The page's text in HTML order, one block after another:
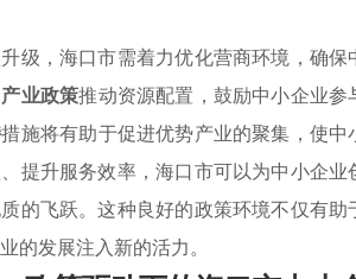
级，海口市需着力优化营商环境，确
产业政策推动资源配置，鼓励中小企业
措施将有助于促进优势产业的聚集，使
提升服务效率，海口市可以为中小企
的飞跃。这种良好的政策环境不仅有
的发展注入新的活力。